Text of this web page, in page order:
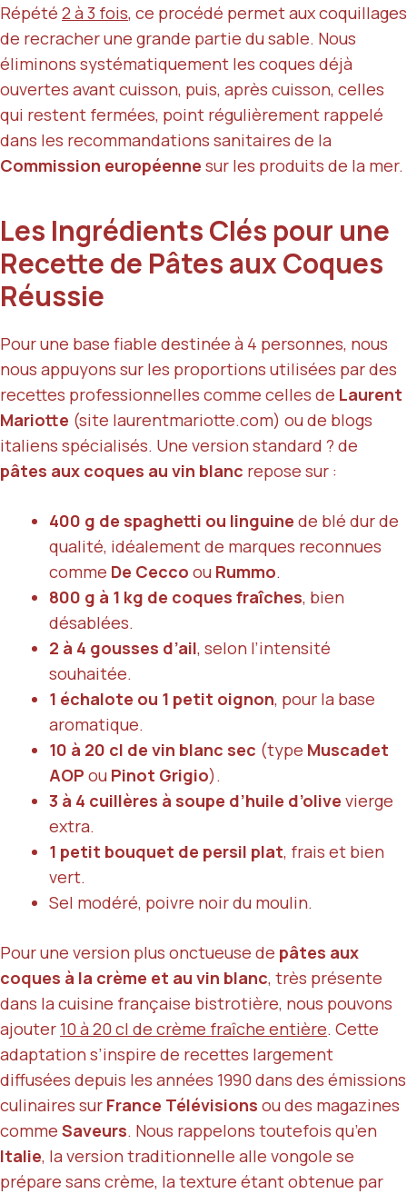
Répété 2 à 3 fois, ce procédé permet aux coquillages
de recracher une grande partie du sable. Nous
éliminons systématiquement les coques déjà
ouvertes avant cuisson, puis, après cuisson, celles
qui restent fermées, point régulièrement rappelé
dans les recommandations sanitaires de la
Commission européenne sur les produits de la mer.
Les Ingrédients Clés pour une
Recette de Pâtes aux Coques
Réussie
Pour une base fiable destinée à 4 personnes, nous
nous appuyons sur les proportions utilisées par des
recettes professionnelles comme celles de Laurent
Mariotte (site laurentmariotte.com) ou de blogs
italiens spécialisés. Une version standard ? de
pâtes aux coques au vin blanc repose sur :
400 g de spaghetti ou linguine de blé dur de
qualité, idéalement de marques reconnues
comme De Cecco ou Rummo.
800 g à 1 kg de coques fraîches, bien
désablées.
2 à 4 gousses d’ail, selon l’intensité
souhaitée.
1 échalote ou 1 petit oignon, pour la base
aromatique.
10 à 20 cl de vin blanc sec (type Muscadet
AOP ou Pinot Grigio).
3 à 4 cuillères à soupe d’huile d’olive vierge
extra.
1 petit bouquet de persil plat, frais et bien
vert.
Sel modéré, poivre noir du moulin.
Pour une version plus onctueuse de pâtes aux
coques à la crème et au vin blanc, très présente
dans la cuisine française bistrotière, nous pouvons
ajouter 10 à 20 cl de crème fraîche entière. Cette
adaptation s’inspire de recettes largement
diffusées depuis les années 1990 dans des émissions
culinaires sur France Télévisions ou des magazines
comme Saveurs. Nous rappelons toutefois qu’en
Italie, la version traditionnelle alle vongole se
prépare sans crème, la texture étant obtenue par